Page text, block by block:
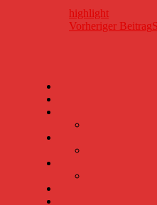
highlight
Vorheriger Beitrag